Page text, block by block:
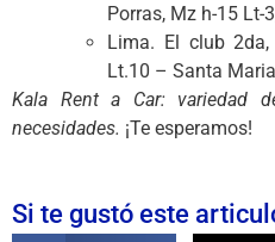
Porras, Mz h-15 Lt-
Lima. El club
Lt.10 – Santa
Kala Rent a Car: variedad
necesidades. ¡Te esperamos!
Si te gustó este